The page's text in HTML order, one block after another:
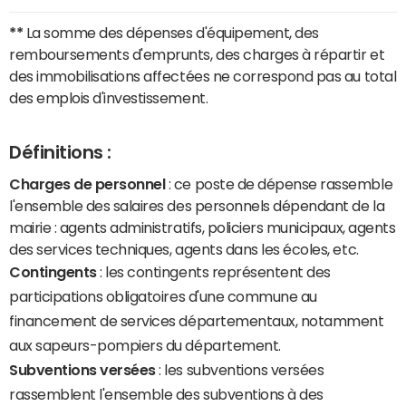
** La somme des dépenses d'équipement, des
remboursements d'emprunts, des charges à répartir et
des immobilisations affectées ne correspond pas au total
des emplois d'investissement.
Définitions :
Charges de personnel : ce poste de dépense rassemble
l'ensemble des salaires des personnels dépendant de la
mairie : agents administratifs, policiers municipaux, agents
des services techniques, agents dans les écoles, etc.
Contingents: les contingents représentent des
participations obligatoires d'une commune au
financement de services départementaux, notamment
aux sapeurs-pompiers du département.
Subventions versées: les subventions versées
rassemblent l'ensemble des subventions à des